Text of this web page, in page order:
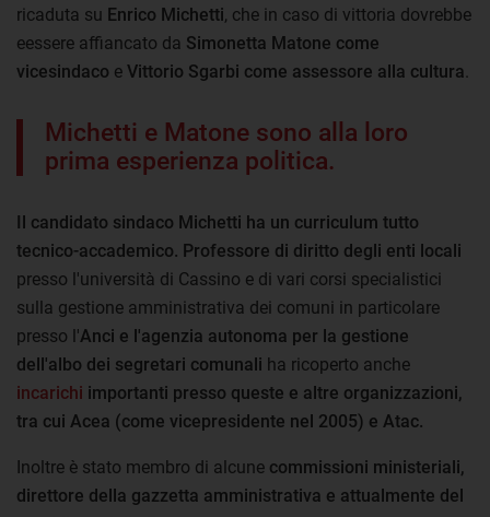
ricaduta su Enrico Michetti, che in caso di vittoria dovrebbe
eessere affiancato da Simonetta Matone come
vicesindaco e Vittorio Sgarbi come assessore alla cultura.
Michetti e Matone sono alla loro
prima esperienza politica.
Il candidato sindaco Michetti ha un curriculum tutto
tecnico-accademico. Professore di diritto degli enti locali
presso l'università di Cassino e di vari corsi specialistici
sulla gestione amministrativa dei comuni in particolare
presso l'Anci e l'agenzia autonoma per la gestione
dell'albo dei segretari comunali ha ricoperto anche
incarichi importanti presso queste e altre organizzazioni,
tra cui Acea (come vicepresidente nel 2005) e Atac.
Inoltre è stato membro di alcune commissioni ministeriali,
direttore della gazzetta amministrativa e attualmente del